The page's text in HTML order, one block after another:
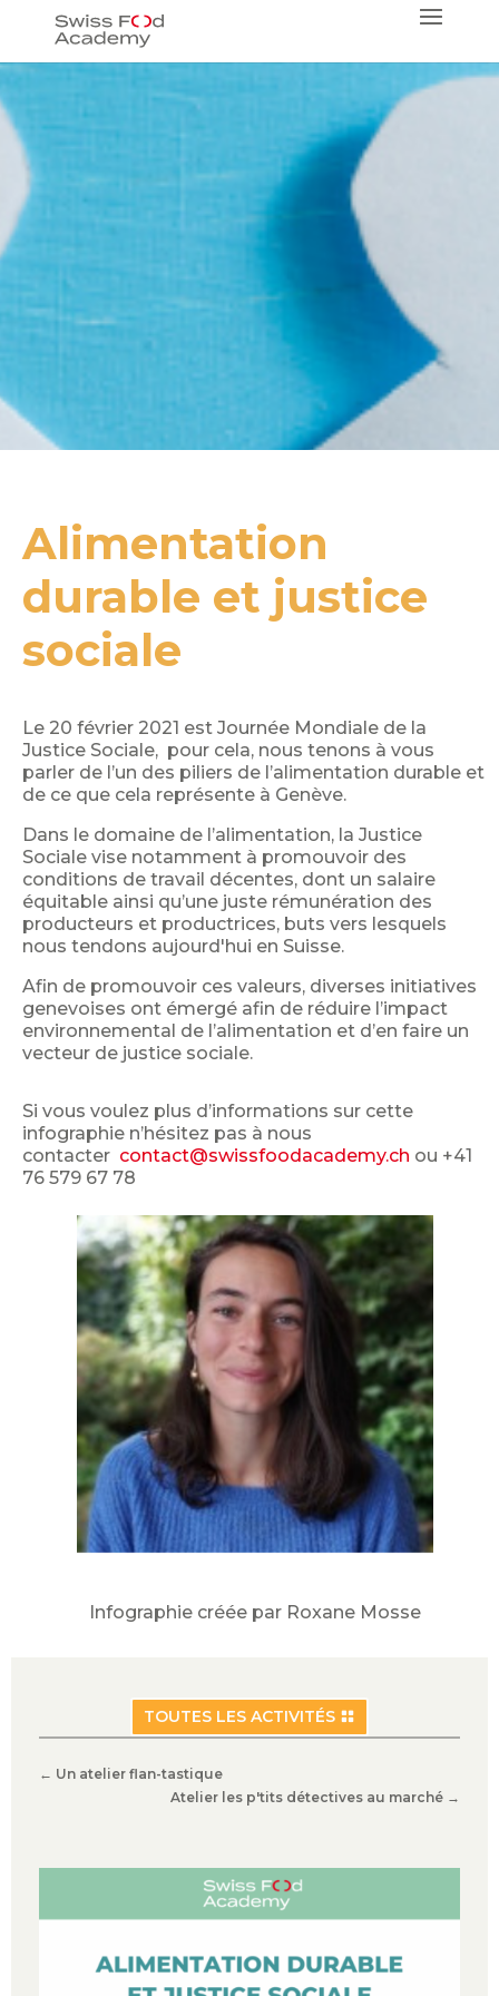
Alimentation
durable et justice
sociale
Le 20 février 2021 est Journée Mondiale de la
Justice Sociale, pour cela, nous tenons à vous
parler de l’un des piliers de l’alimentation durable et
de ce que cela représente à Genève.
Dans le domaine de l’alimentation, la Justice
Sociale vise notamment à promouvoir des
conditions de travail décentes, dont un salaire
équitable ainsi qu’une juste rémunération des
producteurs et productrices, buts vers lesquels
nous tendons aujourd'hui en Suisse.
Afin de promouvoir ces valeurs, diverses initiatives
genevoises ont émergé afin de réduire l’impact
environnemental de l’alimentation et d’en faire un
vecteur de justice sociale.
Si vous voulez plus d’informations sur cette
infographie n’hésitez pas à nous
contacter contact@swissfoodacademy.ch ou +41
76 579 67 78
Infographie créée par Roxane Mosse
TOUTES LES ACTIVITÉS
← Un atelier flan-tastique
Atelier les p'tits détectives au marché →